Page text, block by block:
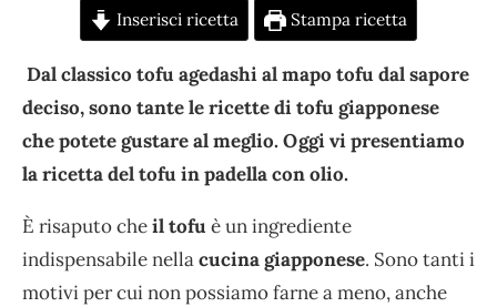
Inserisci ricetta Stampa ricetta
Dal classico tofu agedashi al mapo tofu dal sapore
deciso, sono tante le ricette di tofu giapponese
che potete gustare al meglio. Oggi vi presentiamo
la ricetta del tofu in padella con olio.
È risaputo cheil tofu è un ingrediente
indispensabile nellacucina giapponese. Sono tanti i
motivi per cui non possiamo farne a meno, anche